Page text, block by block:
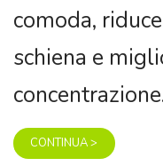
comoda,
schiena e
CONTINUA >